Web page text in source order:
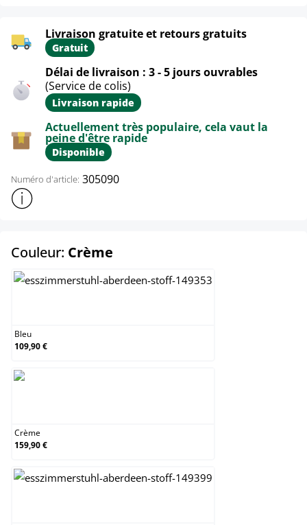
Livraison gratuite et retours gratuits
Gratuit
Délai de livraison : 3 - 5 jours ouvrables
(Service de colis)
Livraison rapide
Actuellement très populaire, cela vaut la
peine d'être rapide
Disponible
Numéro d'article: 305090
Afficher plus d'informations sur le produit
Couleur: Crème
Bleu
109,90 €
Crème
159,90 €